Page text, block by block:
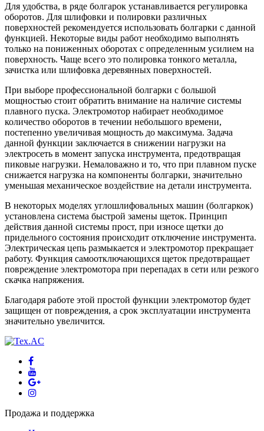
Для удобства, в ряде болгарок устанавливается регулировка
оборотов. Для шлифовки и полировки различных
поверхностей рекомендуется использовать болгарки с данной
функцией. Некоторые виды работ необходимо выполнять
только на пониженных оборотах с определенным усилием на
поверхность. Чаще всего это полировка тонкого металла,
зачистка или шлифовка деревянных поверхностей.
При выборе профессиональной болгарки с большой
мощностью стоит обратить внимание на наличие системы
плавного пуска. Электромотор набирает необходимое
количество оборотов в течении небольшого времени,
постепенно увеличивая мощность до максимума. Задача
данной функции заключается в снижении нагрузки на
электросеть в момент запуска инструмента, предотвращая
пиковые нагрузки. Немаловажно и то, что при плавном пуске
снижается нагрузка на компоненты болгарки, значительно
уменьшая механическое воздействие на детали инструмента.
В некоторых моделях углошлифовальных машин (болгаркок)
установлена система быстрой замены щеток. Принцип
действия данной системы прост, при износе щетки до
придельного состояния происходит отключение инструмента.
Электрическая цепь размыкается и электромотор прекращает
работу. Функция самоотключающихся щеток предотвращает
повреждение электромотора при перепадах в сети или резкого
скачка напряжения.
Благодаря работе этой простой функции электромотор будет
защищен от повреждения, а срок эксплуатации инструмента
значительно увеличится.
Продажа и поддержка